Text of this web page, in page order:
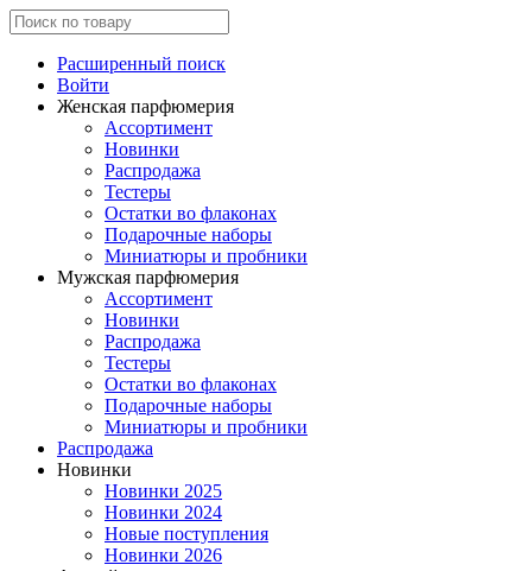
Расширенный поиск
Войти
Женская парфюмерия
Ассортимент
Новинки
Распродажа
Тестеры
Остатки во флаконах
Подарочные наборы
Миниатюры и пробники
Мужская парфюмерия
Ассортимент
Новинки
Распродажа
Тестеры
Остатки во флаконах
Подарочные наборы
Миниатюры и пробники
Распродажа
Новинки
Новинки 2025
Новинки 2024
Новые поступления
Новинки 2026